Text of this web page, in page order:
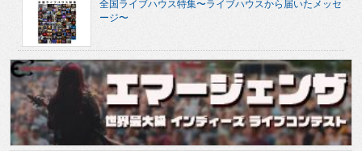
全国ライブハウス特集〜ライブハウスから届いたメッセ
ージ〜